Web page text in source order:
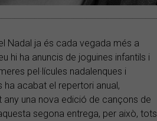
Nadal ja és cada vegada més a
hi ha anuncis de joguines infantils i
pel·lícules nadalenques i
ha acabat el repertori anual,
any una nova edició de cançons de
segona entrega, per això, tots